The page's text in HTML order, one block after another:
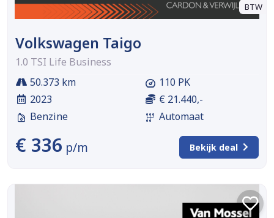
BTW
Volkswagen Taigo
1.0 TSI Life Business
50.373 km
2023
Benzine
110 PK
€ 21.440,-
Automaat
€ 336 p/m Bekijk deal